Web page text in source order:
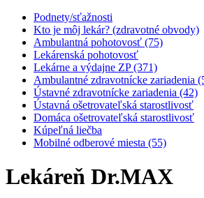
Podnety/sťažnosti
Kto je môj lekár? (zdravotné obvody)
Ambulantná pohotovosť (75)
Lekárenská pohotovosť
Lekárne a výdajne ZP (371)
Ambulantné zdravotnícke zariadenia
Ústavné zdravotnícke zariadenia (42)
Ústavná ošetrovateľská starostlivosť
Domáca ošetrovateľská starostlivosť
Kúpeľná liečba
Mobilné odberové miesta (55)
Lekáreň Dr.MAX